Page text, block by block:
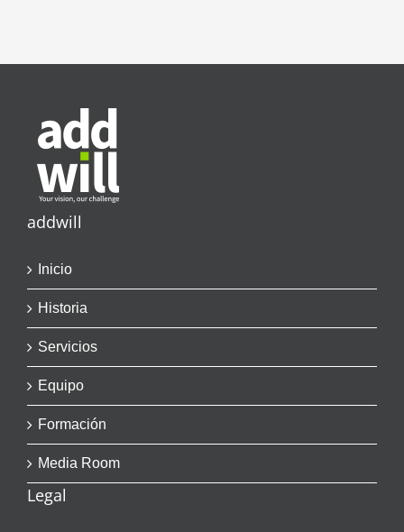
addwill
Inicio
Historia
Servicios
Equipo
Formación
Media Room
Legal